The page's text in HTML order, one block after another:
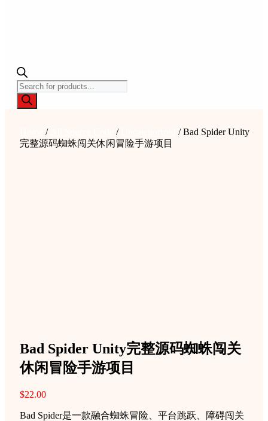
Products
search
/ /
/ Bad Spider Unity
完整源码蜘蛛闯关休闲冒险手游项目
Bad Spider Unity完整源码蜘蛛闯关
休闲冒险手游项目
$22.00
Bad Spider是一款融合蜘蛛冒险、平台跳跃、障碍闯关